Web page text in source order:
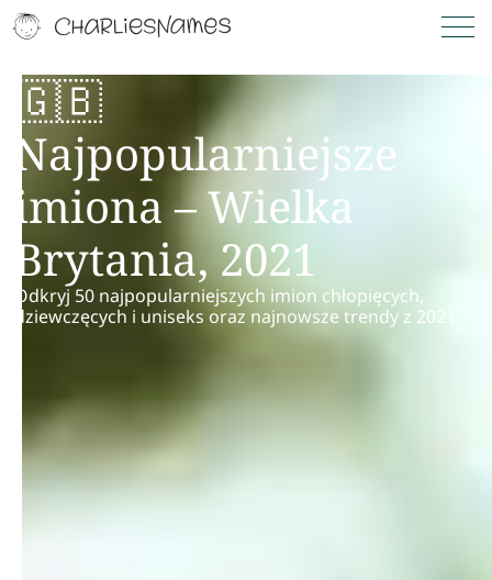
🇬🇧
Najpopularniejsze
imiona – Wielka
Brytania, 2021
Odkryj 50 najpopularniejszych imion chłopięcych,
dziewczęcych i uniseks oraz najnowsze trendy z 2021